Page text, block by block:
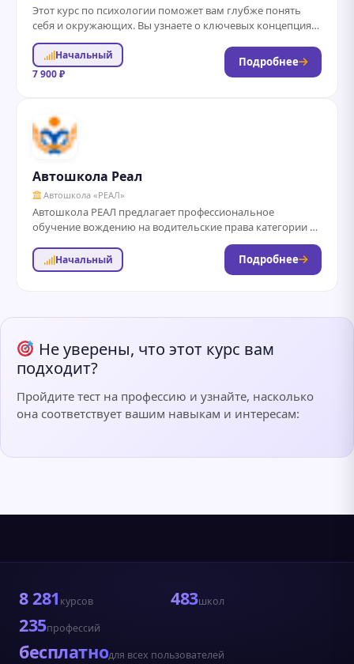
Этот курс по психологии поможет вам глубже понять
себя и окружающих. Вы узнаете о ключевых концепциях
и теориях, которые объясняют...
Начальный
7 900 ₽
Подробнее
Автошкола Реал
Автошкола «РЕАЛ»
Автошкола РЕАЛ предлагает профессиональное
обучение вождению на водительские права категории А,
В, М по доступным ценам. Опытные инструкторы,
современные автодромы и...
Начальный Подробнее
Не уверены, что этот курс вам
подходит?
Пройдите тест на профессию и узнайте, насколько
она соответствует вашим навыкам и интересам:
8 281 курсов 483школ
235профессий
бесплатнодля всех пользователей